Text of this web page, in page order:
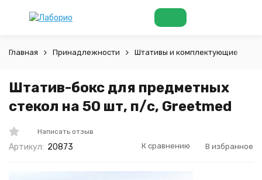
Главная Принадлежности Штативы и комплектующие
Штатив-бокс для предметных
стекол на 50 шт, п/с, Greetmed
Написать отзыв
Артикул: 20873 К сравнению В избранное